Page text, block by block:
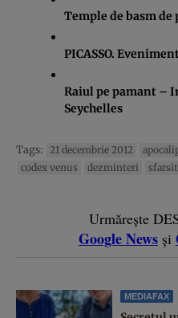
Temple de basm de
PICASSO.
Raiul pe pamant –
Seychelles
Tags: 21 decembrie 2012
codex venus
dezminteri
Urmărește
Google News și
MEDIAFAX